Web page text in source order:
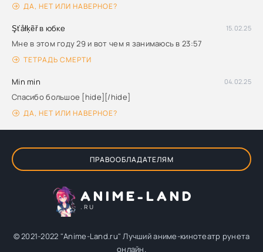
ДА, НЕТ ИЛИ НАВЕРНОЕ?
Şťåłķẽř в юбке 15.02.25
Мне в этом году 29 и вот чем я занимаюсь в 23:57
ТЕТРАДЬ СМЕРТИ
Min min 04.02.25
Спасибо большое [hide][/hide]
ДА, НЕТ ИЛИ НАВЕРНОЕ?
ПРАВООБЛАДАТЕЛЯМ
ANIME-LAND
.RU
© 2021-2022 "Anime-Land.ru" Лучший аниме-кинотеатр рунета
онлайн.